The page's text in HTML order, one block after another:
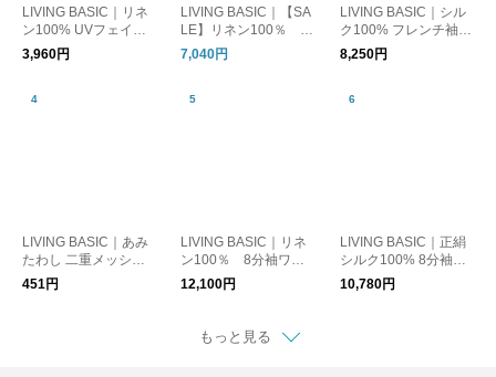
LIVING BASIC｜リネ
ン100% UVフェイス
カバー 日よけ 紫外線
対策 マスク
3,960円
LIVING BASIC｜【SA
LE】リネン100％ ポ
ケットTブラウス トッ
プス ギフト お出かけ
7,040円
LIVING BASIC｜シル
ク100% フレンチ袖ニ
ット Tシャツ トップス
日本製
8,250円
LIVING BASIC｜あみ
たわし 二重メッシュ
紐付き キッチン用品
洗い物 食器洗い 日本
451円
LIVING BASIC｜リネ
ン100％ 8分袖ワイ
ドブラウス トップス
ギフト 春夏 綿100%
12,100円
LIVING BASIC｜正絹
シルク100% 8分袖イ
ンナー ルームウェア
10,780円
もっと見る